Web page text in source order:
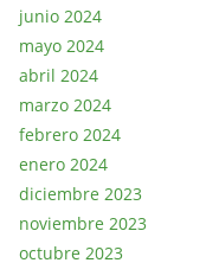
junio 2024
mayo 2024
abril 2024
marzo 2024
febrero 2024
enero 2024
diciembre 2023
noviembre 2023
octubre 2023